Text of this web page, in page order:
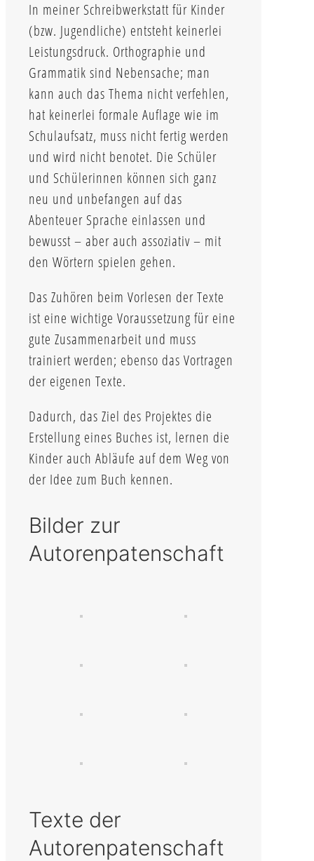
In meiner Schreibwerkstatt für Kinder
(bzw. Jugendliche) entsteht keinerlei
Leistungsdruck. Orthographie und
Grammatik sind Nebensache; man
kann auch das Thema nicht verfehlen,
hat keinerlei formale Auflage wie im
Schulaufsatz, muss nicht fertig werden
und wird nicht benotet. Die Schüler
und Schülerinnen können sich ganz
neu und unbefangen auf das
Abenteuer Sprache einlassen und
bewusst – aber auch assoziativ – mit
den Wörtern spielen gehen.
Das Zuhören beim Vorlesen der Texte
ist eine wichtige Voraussetzung für eine
gute Zusammenarbeit und muss
trainiert werden; ebenso das Vortragen
der eigenen Texte.
Dadurch, das Ziel des Projektes die
Erstellung eines Buches ist, lernen die
Kinder auch Abläufe auf dem Weg von
der Idee zum Buch kennen.
Bilder zur
Autorenpatenschaft
Texte der
Autorenpatenschaft